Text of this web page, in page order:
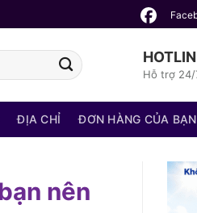
Hỗ trợ
ĐỊA CHỈ ĐƠN HÀNG CỦA BẠN
nên